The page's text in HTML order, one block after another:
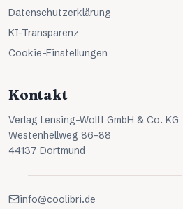
Datenschutzerklärung
KI-Transparenz
Cookie-Einstellungen
Kontakt
Verlag Lensing-Wolff GmbH & Co. KG
Westenhellweg 86-88
44137 Dortmund
info@coolibri.de